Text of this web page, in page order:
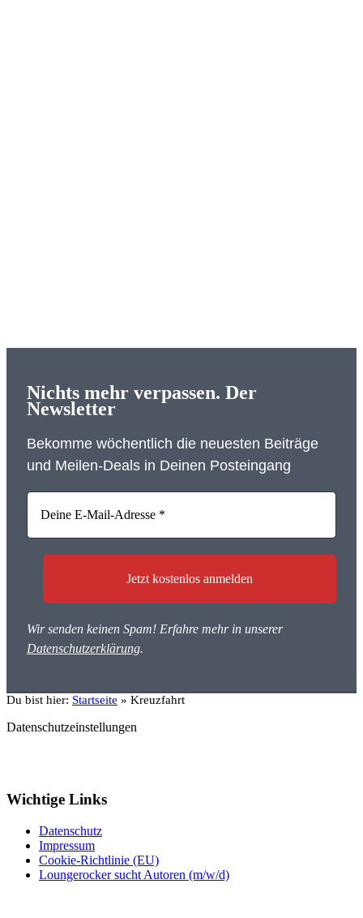
Nichts mehr verpassen. Der
Newsletter
Bekomme wöchentlich die neuesten Beiträge
und Meilen-Deals in Deinen Posteingang
Wir senden keinen Spam! Erfahre mehr in unserer
Datenschutzerklärung.
Du bist hier: Startseite » Kreuzfahrt
Datenschutzeinstellungen
Wichtige Links
Datenschutz
Impressum
Cookie-Richtlinie (EU)
Loungerocker sucht Autoren (m/w/d)